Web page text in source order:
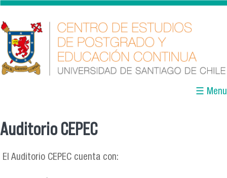
Pasar al contenido principal
☰ Menu
Auditorio CEPEC
El Auditorio CEPEC cuenta con: